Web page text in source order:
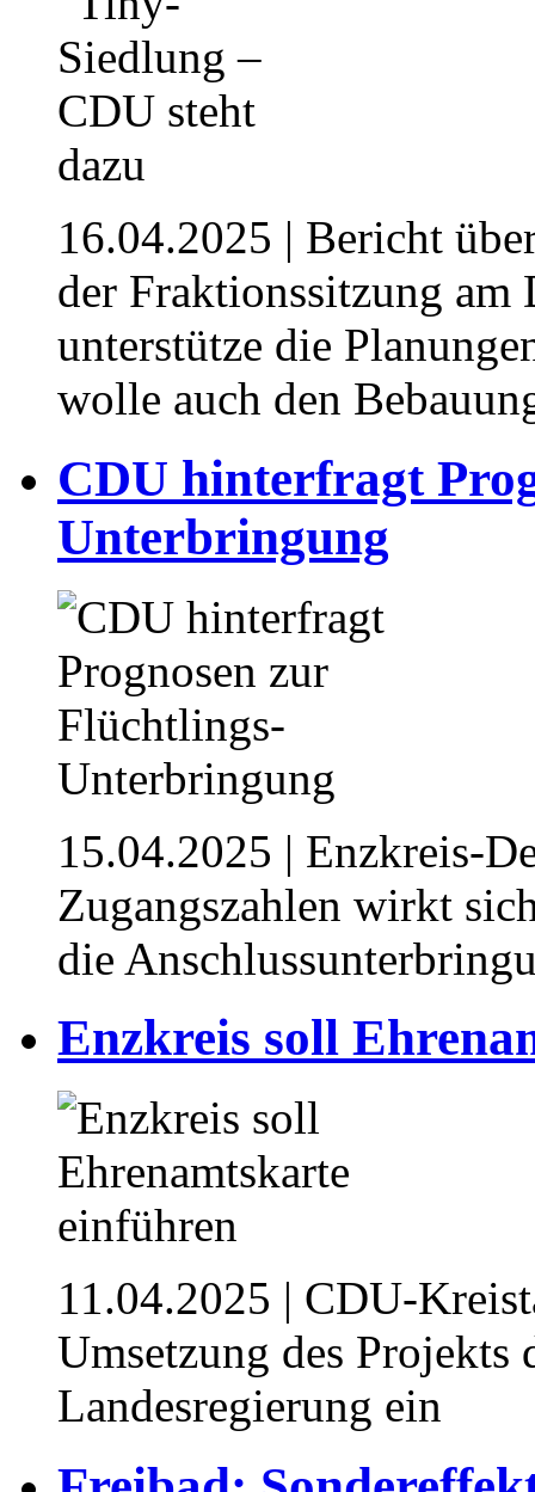
16.04.2025 | Bericht
der Fraktionssitzung am
unterstütze die
wolle auch den
CDU hinterfragt
Unterbringung
15.04.2025 | Enzkreis-
Zugangszahlen wirkt
die
Enzkreis soll
11.04.2025 | CDU-
Umsetzung des Projekts
Landesregierung ein